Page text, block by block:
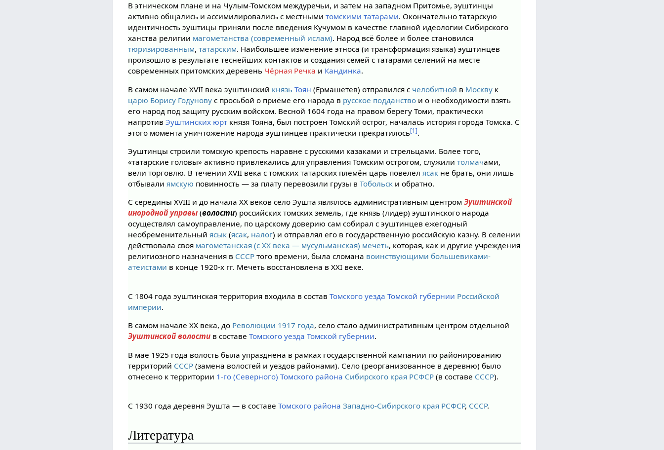
В этническом плане и на Чулым-Томском междуречьи, и затем на западном Притомье, эуштинцы
активно общались и ассимилировались с местнымитомскими татарами. Окончательно татарскую
идентичность эуштицы приняли после введения Кучумом в качестве главной идеологии Сибирского
ханства религии магометанства (современный ислам). Народ всё более и более становился
тюризированным,татарским. Наибольшее изменение этноса (и трансформация языка) эуштинцев
произошло в результате теснейших контактов и создания семей с татарами селений на месте
современных притомских деревень Чёрная Речка и Кандинка.
В самом начале XVII века эуштинский князь Тоян (Ермашетев) отправился с челобитной в Москву к
царю Борису Годунову с просьбой о приёме его народа в русское подданство и о необходимости взять
его народ под защиту русским войском. Весной 1604 года на правом берегу Томи, практически
напротивЭуштинских юрт князя Тояна, был построен Томский острог, началась история города Томска. С
этого момента уничтожение народа эуштинцев практически прекратилось[1].
Эуштинцы строили томскую крепость наравне с русскими казаками и стрельцами. Более того,
«татарские головы» активно привлекались для управления Томским острогом, служилитолмачами,
вели торговлю. В течении XVII века с томских татарских племён царь повелелясак не брать, они лишь
отбывалиямскую повинность — за плату перевозили грузы вТобольск и обратно.
С середины XVIII и до начала XX веков село Эушта являлось административным центромЭуштинской
инородной управы (волости) российских томских земель, где князь (лидер) эуштинского народа
осуществлял самоуправление, по царскому доверию сам собирал с эуштинцев ежегодный
необременительныйясык (ясак, налог) и отправлял его в государственную российскую казну. В селении
действовала своя магометанская (с XX века — мусульманская) мечеть, которая, как и другие учреждения
религиозного назначения в СССР того времени, была сломана воинствующими большевиками-
атеистами в конце 1920-х гг. Мечеть восстановлена в XXI веке.
С 1804 года эуштинская территория входила в составТомского уезда Томской губернии Российской
империи.
В самом начале XX века, до Революции 1917 года, село стало административным центром отдельной
Эуштинской волости в составеТомского уезда Томской губернии.
В мае 1925 года волость была упразднена в рамках государственной кампании по районированию
территорий СССР (замена волостей и уездов районами). Село (реорганизованное в деревню) было
отнесено к территории 1-го (Северного) Томского района Сибирского края РСФСР (в составе СССР).
С 1930 года деревня Эушта — в составеТомского района Западно-Сибирского края РСФСР, СССР.
Литература